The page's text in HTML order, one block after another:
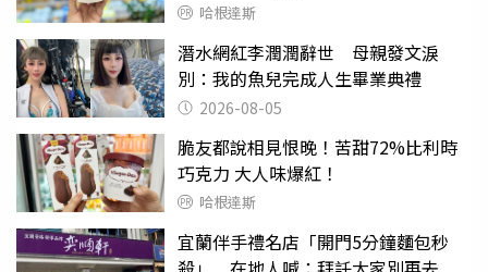
哈根達斯
潛水網紅李潤潤辭世 母親發文淚
別：我的魚兒完成人生畢業典禮
2026-08-05
脆友都說相見恨晚！苦甜72%比利時
巧克力 大人味爆紅！
哈根達斯
宜蘭伴手禮名店「開門5分鐘麵包秒